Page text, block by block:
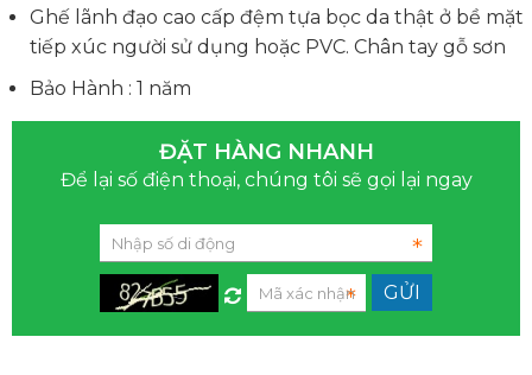
Ghế lãnh đạo cao cấp đệm tựa bọc da thật ở bề mặt
tiếp xúc người sử dụng hoặc PVC. Chân tay gỗ sơn
Bảo Hành : 1 năm
ĐẶT HÀNG NHANH
Để lại số điện thoại, chúng tôi sẽ gọi lại ngay